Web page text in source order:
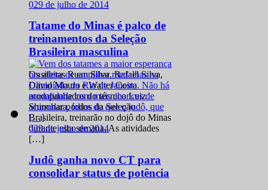
029 de julho de 2014
Tatame do Minas é palco de
treinamentos da Seleção
Brasileira masculina
Os atletas Ruan Silva, Rafael Silva,
David Moura e Walter Costa
acompanhados do técnico Luiz
Shinohara, todos da Seleção
Brasileira, treinarão no dojô do Minas
durante esta semana. As atividades
[…]
029 de julho de 2014
Judô ganha novo CT para
consolidar status de potência